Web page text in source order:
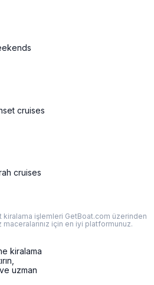
cruises
cruises
işlemleri GetBoat.com üzerinden
için en iyi platformunuz.
kiralama
uzman